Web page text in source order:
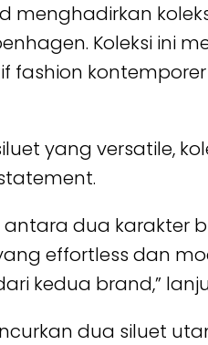
menghadirkan
Koleksi ini
kontemporer
yang versatile,
dua karakter
effortless dan
kedua brand,”
dua siluet